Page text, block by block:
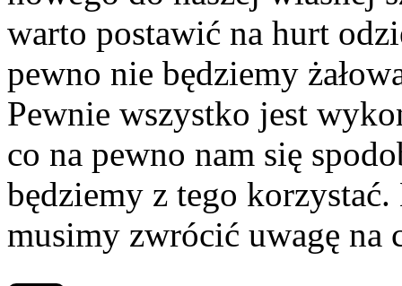
warto postawić na hurt
pewno nie będziemy
Pewnie wszystko jest
co na pewno nam się
będziemy z tego
musimy zwrócić uwagę na